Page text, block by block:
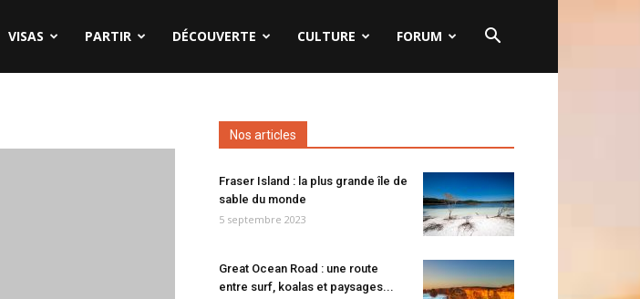
VISAS PARTIR DÉCOUVERTE CULTURE FORUM
Nos articles
Fraser Island : la plus grande île de
sable du monde
5 septembre 2023
Great Ocean Road : une route
entre surf, koalas et paysages...